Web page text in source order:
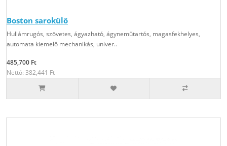
Boston sarokülő
Hullámrugós, szövetes, ágyazható, ágyneműtartós, magasfekhelyes,
automata kiemelő mechanikás, univer..
485,700 Ft
Nettó: 382,441 Ft